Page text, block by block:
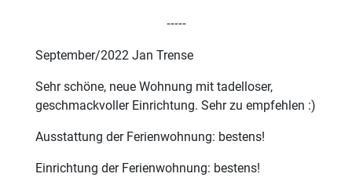
-----
September/2022 Jan Trense
Sehr schöne, neue Wohnung mit tadelloser,
geschmackvoller Einrichtung. Sehr zu empfehlen :)
Ausstattung der Ferienwohnung: bestens!
Einrichtung der Ferienwohnung: bestens!